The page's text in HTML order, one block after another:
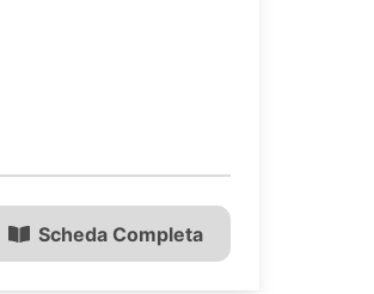
Scheda Completa